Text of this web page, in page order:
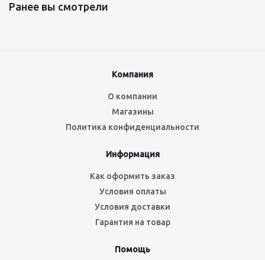
Ранее вы смотрели
Компания
О компании
Магазины
Политика конфиденциальности
Информация
Как оформить заказ
Условия оплаты
Условия доставки
Гарантия на товар
Помощь